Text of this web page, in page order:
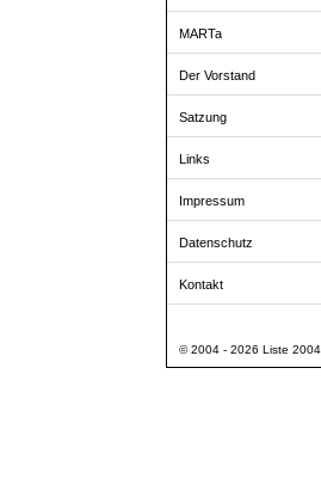
MARTa
Der Vorstand
Satzung
Links
Impressum
Datenschutz
Kontakt
© 2004 - 2026 Liste